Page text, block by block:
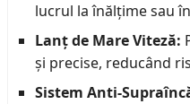
lucrul la înălțime sau
Lanț de Mare Viteză:
și precise, reducând
Sistem Anti-